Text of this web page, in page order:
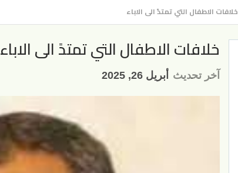
خلافات الاطفال التي تمتدً الى الاباء
خلافات الاطفال التي تمتدً الى الاباء
آخر تحديث أبريل 26, 2025